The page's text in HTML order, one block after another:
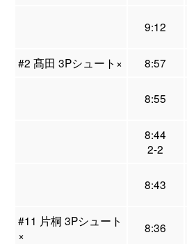
9:12
#2 髙田 3Pシュート×
8:57
8:55
8:44
2-2
8:43
#11 片桐 3Pシュート
×
8:36